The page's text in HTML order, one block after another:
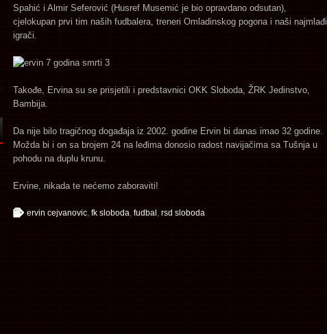
Spahić i Almir Seferović (Husref Musemić je bio opravdano odsutan),
cjelokupan prvi tim naših fudbalera, treneri Omladinskog pogona i naši najmlađi
igrači.
Takođe, Ervina su se prisjetili i predstavnici OKK Sloboda, ŽRK Jedinstvo,
Bambija.
Da nije bilo tragičnog događaja iz 2002. godine Ervin bi danas imao 32 godine.
Možda bi i on sa brojem 24 na leđima donosio radost navijačima sa Tušnja u
pohodu na duplu krunu.
Ervine, nikada te nećemo zaboraviti!
ervin cejvanovic, fk sloboda, fudbal , rsd sloboda